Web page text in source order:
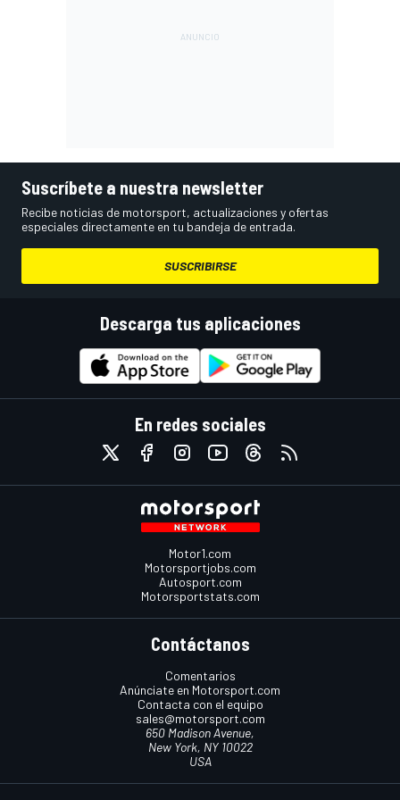
Suscríbete a nuestra newsletter
Recibe noticias de motorsport, actualizaciones y ofertas
especiales directamente en tu bandeja de entrada.
SUSCRIBIRSE
Descarga tus aplicaciones
En redes sociales
Motor1.com
Motorsportjobs.com
Autosport.com
Motorsportstats.com
Contáctanos
Comentarios
Anúnciate en Motorsport.com
Contacta con el equipo
sales@motorsport.com
650 Madison Avenue,
New York, NY 10022
USA